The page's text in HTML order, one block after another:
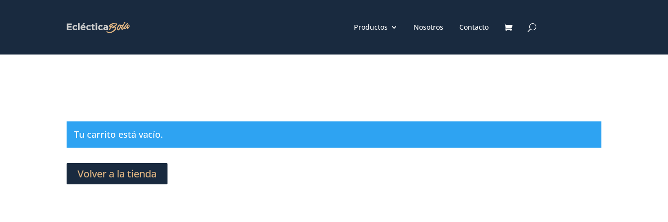
Productos Nosotros Contacto
Tu carrito está vacío.
Volver a la tienda